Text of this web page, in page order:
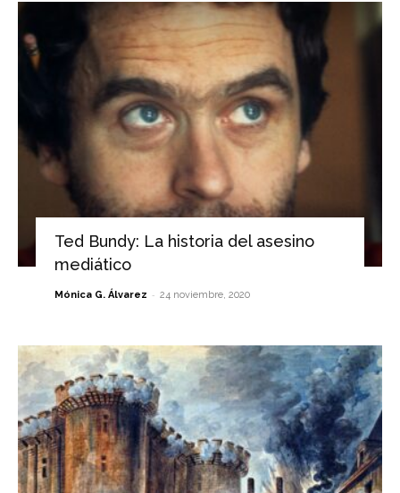
Ted Bundy: La historia del asesino
mediático
Mónica G. Álvarez - 24 noviembre, 2020